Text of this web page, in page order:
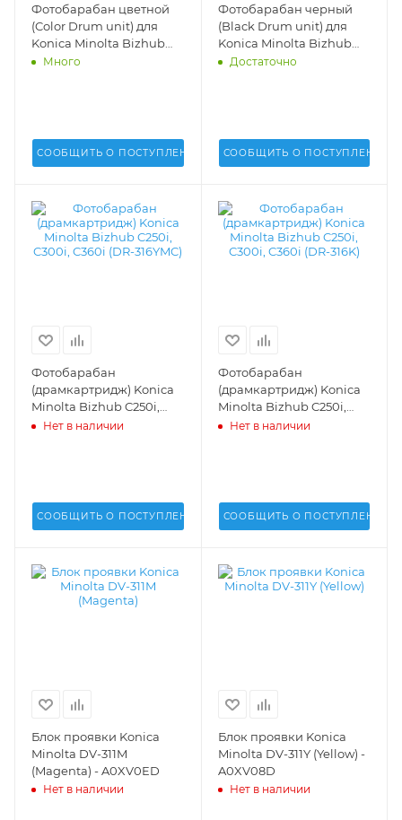
Фотобарабан цветной
(Color Drum unit) для
Konica Minolta Bizhub
C220, C280, C360 (DR-311
Много
СООБЩИТЬ О ПОСТУПЛЕНИИ
Фотобарабан черный
(Black Drum unit) для
Konica Minolta Bizhub
C220, C280, C360 (DR-
Достаточно
СООБЩИТЬ О ПОСТУПЛЕНИИ
Фотобарабан
(драмкартридж) Konica
Minolta Bizhub C250i,
C300i, C360i (DR-316YMC)
Нет в наличии
СООБЩИТЬ О ПОСТУПЛЕНИИ
Фотобарабан
(драмкартридж) Konica
Minolta Bizhub C250i,
C300i, C360i (DR-316K) -
Нет в наличии
СООБЩИТЬ О ПОСТУПЛЕНИИ
Блок проявки Konica
Minolta DV-311M
(Magenta) - A0XV0ED
Нет в наличии
Блок проявки Konica
Minolta DV-311Y (Yellow) -
A0XV08D
Нет в наличии